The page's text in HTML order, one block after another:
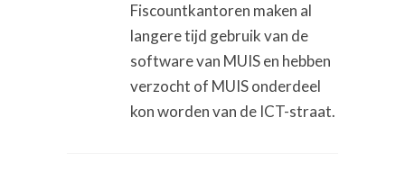
Fiscountkantoren maken al
langere tijd gebruik van de
software van MUIS en hebben
verzocht of MUIS onderdeel
kon worden van de ICT-straat.